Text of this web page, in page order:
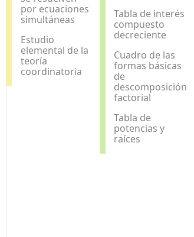
por ecuaciones
simultáneas
Estudio
elemental de la
teoría
coordinatoria
Tabla de interés
compuesto
decreciente
Cuadro de las
formas básicas
de
descomposición
factorial
Tabla de
potencias y
raíces